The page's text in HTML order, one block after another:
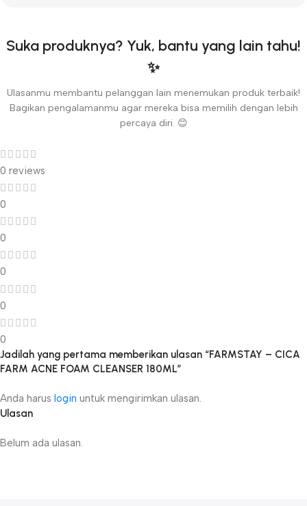
Suka produknya? Yuk, bantu yang lain tahu!
✨
Ulasanmu membantu pelanggan lain menemukan produk terbaik!
Bagikan pengalamanmu agar mereka bisa memilih dengan lebih
percaya diri. 😊
0 reviews
0
0
0
0
0
Ulasan
Belum ada ulasan.
Jadilah yang pertama memberikan ulasan “FARMSTAY – CICA
FARM ACNE FOAM CLEANSER 180ML”
Anda harus login untuk mengirimkan ulasan.